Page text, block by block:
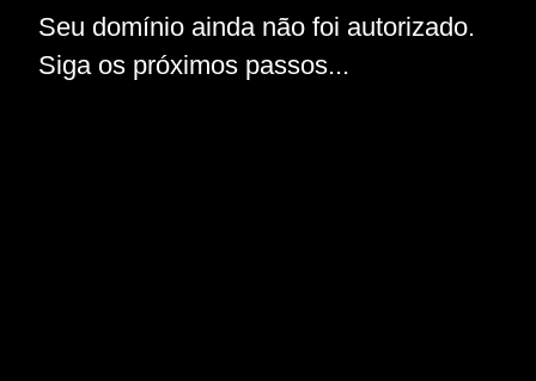
Seu domínio ainda não foi autorizado.
Siga os próximos passos...